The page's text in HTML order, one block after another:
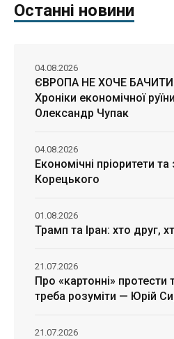
Останні новини
ЄВРОПА НЕ ХОЧЕ БАЧИТИ
Хроніки економічної
Олександр Чупак
04.08.2026
Економічні пріоритети
Корецького
04.08.2026
Трамп та Іран: хто друг,
01.08.2026
Про «картонні» протести
треба розуміти — Юрій
21.07.2026
21.07.2026